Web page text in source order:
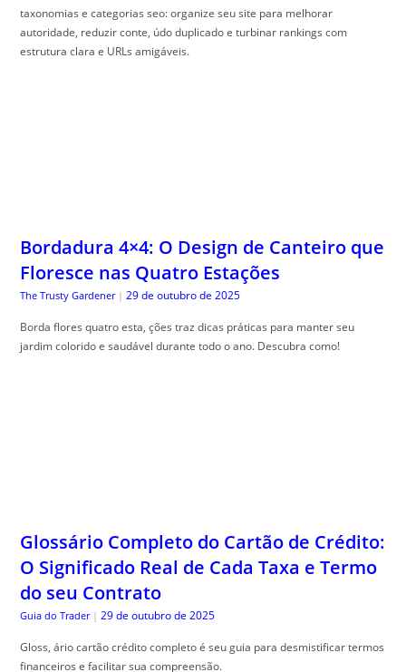
taxonomias e categorias seo: organize seu site para melhorar
autoridade, reduzir conte, údo duplicado e turbinar rankings com
estrutura clara e URLs amigáveis.
Bordadura 4×4: O Design de Canteiro que
Floresce nas Quatro Estações
The Trusty Gardener | 29 de outubro de 2025
Borda flores quatro esta, ções traz dicas práticas para manter seu
jardim colorido e saudável durante todo o ano. Descubra como!
Glossário Completo do Cartão de Crédito:
O Significado Real de Cada Taxa e Termo
do seu Contrato
Guia do Trader | 29 de outubro de 2025
Gloss, ário cartão crédito completo é seu guia para desmistificar termos
financeiros e facilitar sua compreensão.